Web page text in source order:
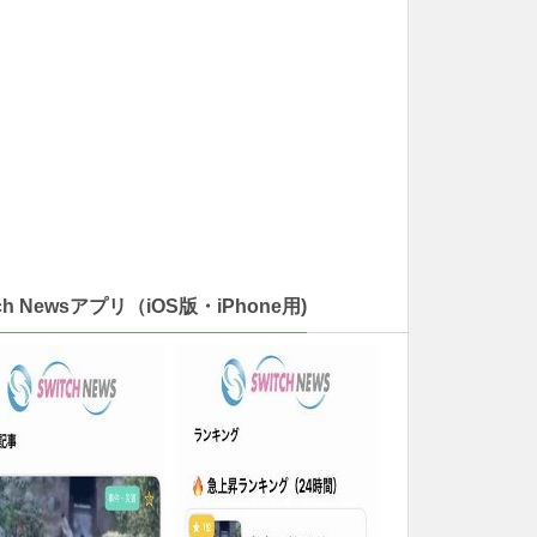
Newsアプリ（iOS版・iPhone用)